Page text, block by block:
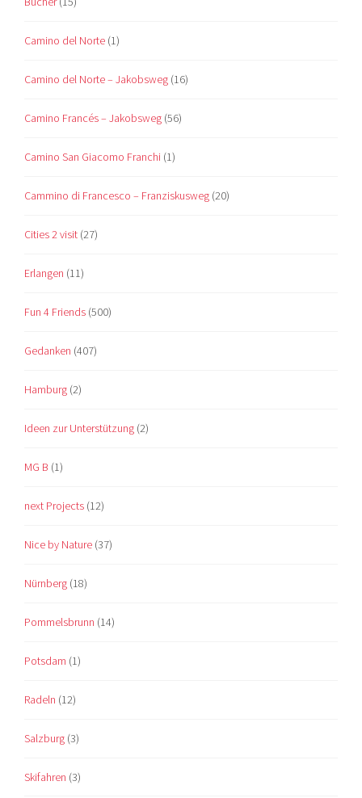
Camino del Norte (1)
Camino del Norte – Jakobsweg (16)
Camino Francés – Jakobsweg (56)
Camino San Giacomo Franchi (1)
Cammino di Francesco – Franziskusweg (20)
Cities 2 visit (27)
Erlangen (11)
Fun 4 Friends (500)
Gedanken (407)
Hamburg (2)
Ideen zur Unterstützung (2)
MG B (1)
next Projects (12)
Nice by Nature (37)
Nürnberg (18)
Pommelsbrunn (14)
Potsdam (1)
Radeln (12)
Salzburg (3)
Skifahren (3)